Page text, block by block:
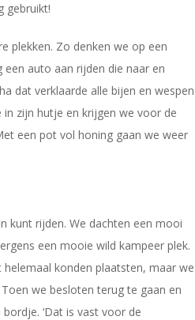
gebruikt!
plekken. Zo denken we op een
auto aan rijden die naar en
dat verklaarde alle bijen en wespen
zijn hutje en krijgen we voor de
een pot vol honing gaan we weer
kunt rijden. We dachten een mooi
een mooie wild kampeer plek.
konden plaatsten, maar we
we besloten terug te gaan en
‘Dat is vast voor de